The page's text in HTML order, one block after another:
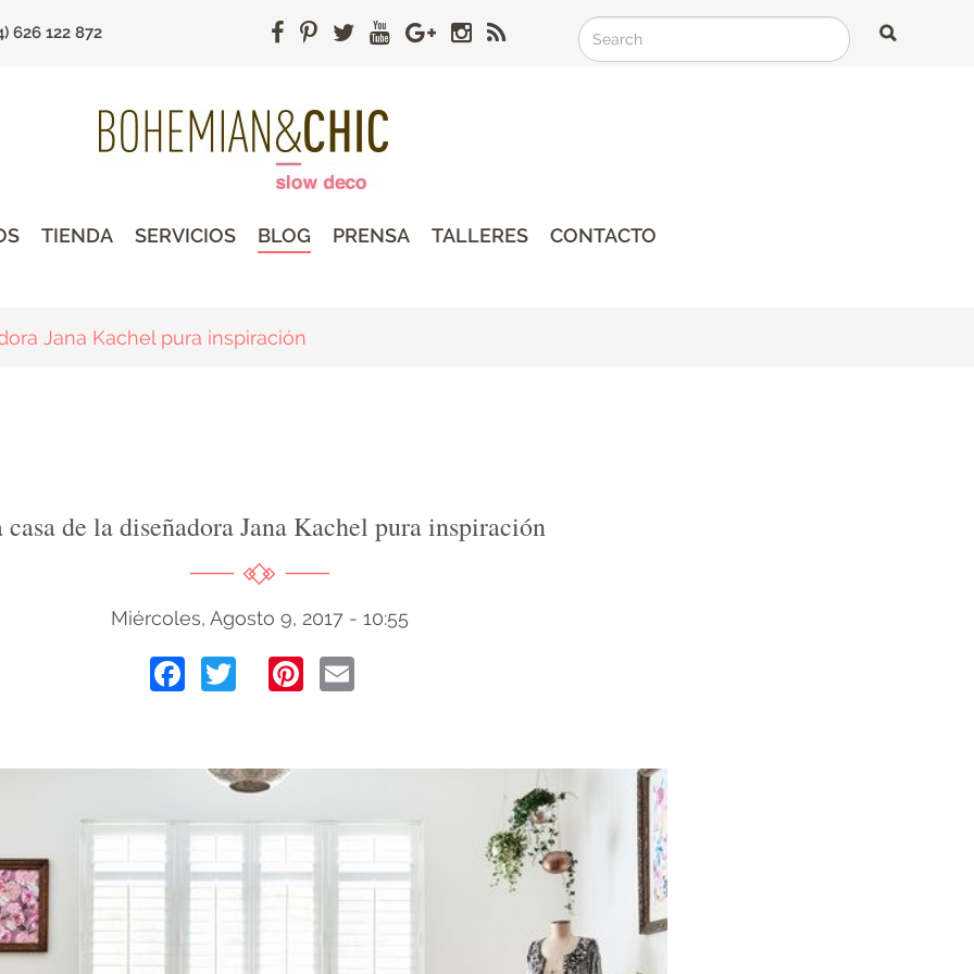
626 122 872
Search
Search
Search
TIENDA SERVICIOS BLOG PRENSA TALLERES CONTACTO
Jana Kachel pura inspiración
casa de la diseñadora Jana Kachel pura inspiración
Miércoles, Agosto 9, 2017 - 10:55
Facebook
TwitterPinterest
Email